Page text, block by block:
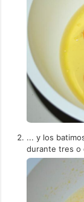
... y los
durante tres o